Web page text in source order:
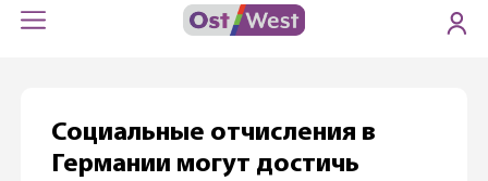
Социальные отчисления в
Германии могут достичь